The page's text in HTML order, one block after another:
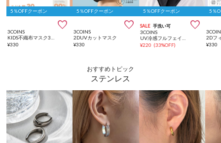
5％OFFクーポン

3COINS
KIDS不織布マスク30枚入り
¥330
5％OFFクーポン

3COINS
2DUVカットマスク
¥330
5％OFFクーポン
SALE 手洗い可 
3COINS
UV冷感フルフェイスマスク
¥220 (33%OFF)
5％
¥330
おすすめトピック
ステンレス